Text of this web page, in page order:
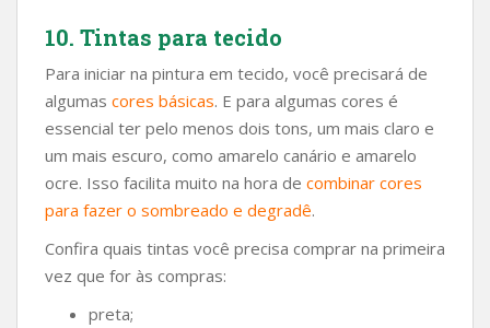
10. Tintas para tecido
Para iniciar na pintura em tecido, você precisará de
algumas cores básicas. E para algumas cores é
essencial ter pelo menos dois tons, um mais claro e
um mais escuro, como amarelo canário e amarelo
ocre. Isso facilita muito na hora de combinar cores
para fazer o sombreado e degradê.
Confira quais tintas você precisa comprar na primeira
vez que for às compras:
preta;